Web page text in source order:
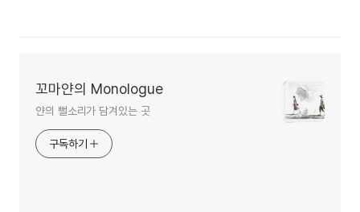
꼬마얀의 Monologue
얀의 뻘소리가 담겨있는 곳
구독하기